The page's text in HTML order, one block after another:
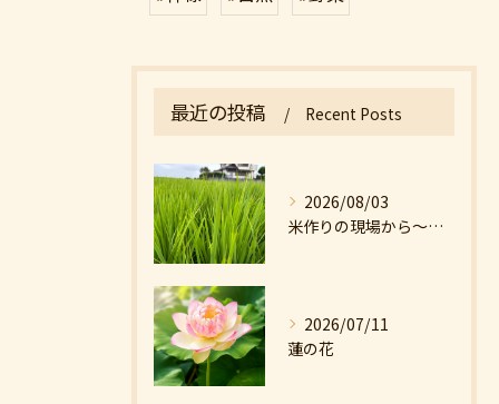
最近の投稿 Recent Posts
2026/08/03
米作りの現場から〜猛暑の中の米
2026/07/11
蓮の花